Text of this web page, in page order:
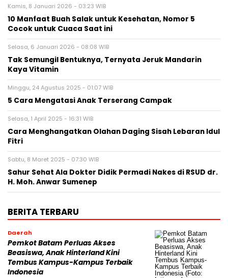
Kamis, 8 Januari 2026 - 03:23 WIB
10 Manfaat Buah Salak untuk Kesehatan, Nomor 5
Cocok untuk Cuaca Saat ini
Selasa, 6 Januari 2026 - 08:08 WIB
Tak Semungil Bentuknya, Ternyata Jeruk Mandarin
Kaya Vitamin
Minggu, 24 Agustus 2025 - 01:07 WIB
5 Cara Mengatasi Anak Terserang Campak
Selasa, 1 April 2025 - 16:31 WIB
Cara Menghangatkan Olahan Daging Sisah Lebaran Idul
Fitri
Sabtu, 8 Maret 2025 - 07:30 WIB
Sahur Sehat Ala Dokter Didik Permadi Nakes di RSUD dr.
H. Moh. Anwar Sumenep
BERITA TERBARU
Daerah
Pemkot Batam Perluas Akses
Beasiswa, Anak Hinterland Kini
Tembus Kampus-Kampus Terbaik
Indonesia